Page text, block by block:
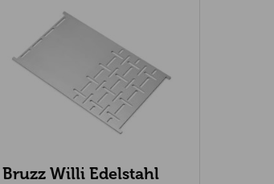
Bruzz Willi Edelstahl